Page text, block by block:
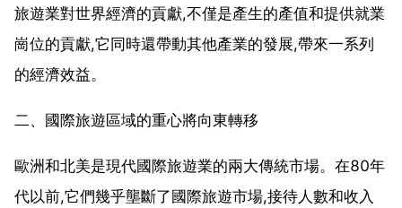
旅遊業對世界經濟的貢獻,不僅是產生的產值和提供就業
崗位的貢獻,它同時還帶動其他產業的發展,帶來一系列
的經濟效益。
二、國際旅遊區域的重心將向東轉移
歐洲和北美是現代國際旅遊業的兩大傳統市場。在80年
代以前,它們幾乎壟斷了國際旅遊市場,接待人數和收入